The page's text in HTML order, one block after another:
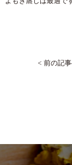
< 前の記